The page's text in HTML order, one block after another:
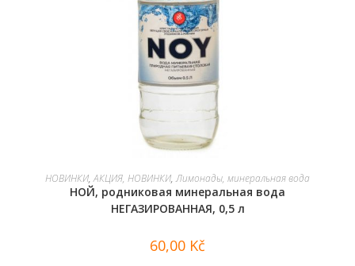
В КОРЗИНУ
НОВИНКИ,АКЦИЯ, НОВИНКИ,Лимонады, минеральная вода
НОЙ, родниковая минеральная вода
НЕГАЗИРОВАННАЯ, 0,5 л
60,00 Kč